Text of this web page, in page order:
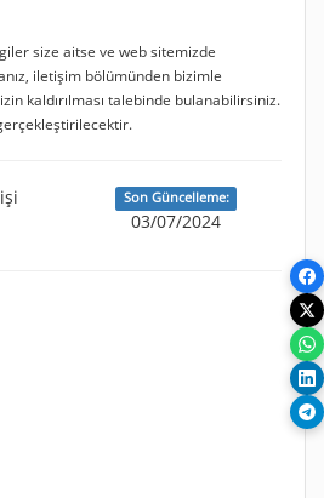
size aitse ve web sitemizde
iletişim bölümünden bizimle
kaldırılması talebinde bulanabilirsiniz.
Son Güncelleme:
03/07/2024